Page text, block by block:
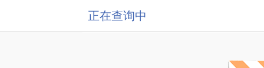
正在查询中